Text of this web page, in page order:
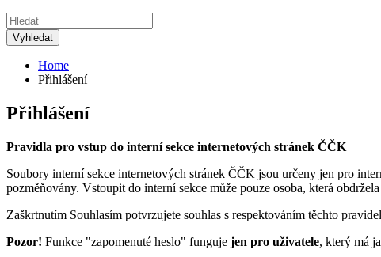
Home
Přihlášení
Přihlášení
Pravidla pro vstup do interní sekce internetových stránek ČČK
Soubory interní sekce internetových stránek ČČK jsou určeny jen pro
pozměňovány. Vstoupit do interní sekce může pouze osoba, která
Zaškrtnutím Souhlasím potvrzujete souhlas s respektováním těchto
Pozor! Funkce "zapomenuté heslo" funguje jen pro uživatele, který má